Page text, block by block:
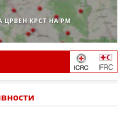
ЦРВЕН КРСТ НА РМ